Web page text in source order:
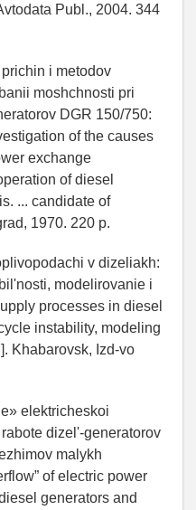
Publ., 2004. 344
i metodov
moshchnosti pri
DGR 150/750:
of the causes
exchange
of diesel
... candidate of
1970. 220 p.
v dizeliakh:
modelirovanie i
processes in diesel
instability, modeling
Khabarovsk, Izd-vo
elektricheskoi
dizel'-generatorov
malykh
of electric power
generators and